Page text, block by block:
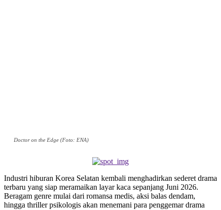
Doctor on the Edge (Foto: ENA)
Industri hiburan Korea Selatan kembali menghadirkan sederet drama
terbaru yang siap meramaikan layar kaca sepanjang Juni 2026.
Beragam genre mulai dari romansa medis, aksi balas dendam,
hingga thriller psikologis akan menemani para penggemar drama